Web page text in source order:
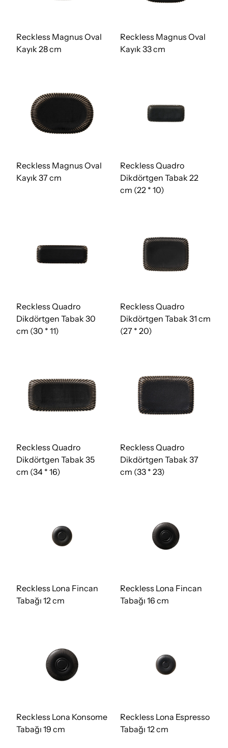
Reckless Magnus Oval
Kayık 28 cm
Reckless Magnus Oval
Kayık 33 cm
Reckless Magnus Oval
Kayık 37 cm
Reckless Quadro
Dikdörtgen Tabak 22
cm (22 * 10)
Reckless Quadro
Dikdörtgen Tabak 30
cm (30 * 11)
Reckless Quadro
Dikdörtgen Tabak 31 cm
(27 * 20)
Reckless Quadro
Dikdörtgen Tabak 35
cm (34 * 16)
Reckless Quadro
Dikdörtgen Tabak 37
cm (33 * 23)
Reckless Lona Fincan
Tabağı 12 cm
Reckless Lona Fincan
Tabağı 16 cm
Reckless Lona Konsome
Tabağı 19 cm
Reckless Lona Espresso
Tabağı 12 cm